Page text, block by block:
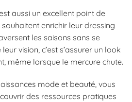
aussi un excellent point de
enrichir leur dressing
les saisons sans se
vision, c’est s’assurer un look
même lorsque le mercure chute.
mode et beauté, vous
des ressources pratiques